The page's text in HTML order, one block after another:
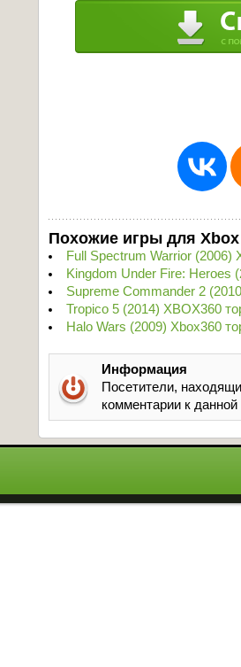
Похожие игры для Xbox
Full Spectrum Warrior (2006)
Kingdom Under Fire: Heroes
Supreme Commander 2
Tropico 5 (2014) XBOX360
Halo Wars (2009) Xbox360
Информация
Посетители,
комментарии к